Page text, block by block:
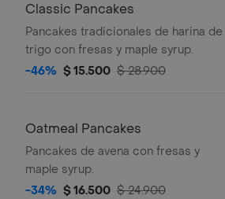
Classic Pancakes
Pancakes tradicionales de harina de
trigo con fresas y maple syrup.
-46% $ 15.500 $ 28.900
Oatmeal Pancakes
Pancakes de avena con fresas y
maple syrup.
-34% $ 16.500 $ 24.900